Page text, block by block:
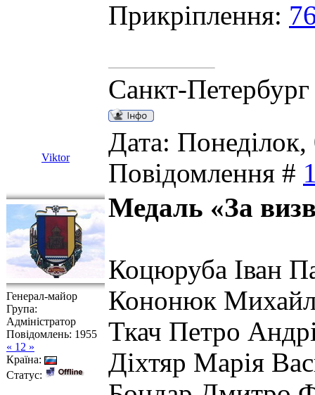
Прикріплення:
Санкт-Петербург
Viktor
Дата:
Повідомлення #
Генерал-майор
Група:
Адміністратор
Повідомлень: 1955
« 12 »
Країна:
Статус:
Медаль «За
Коцюруба Іван
Кононюк
Ткач Петро
Діхтяр Марія